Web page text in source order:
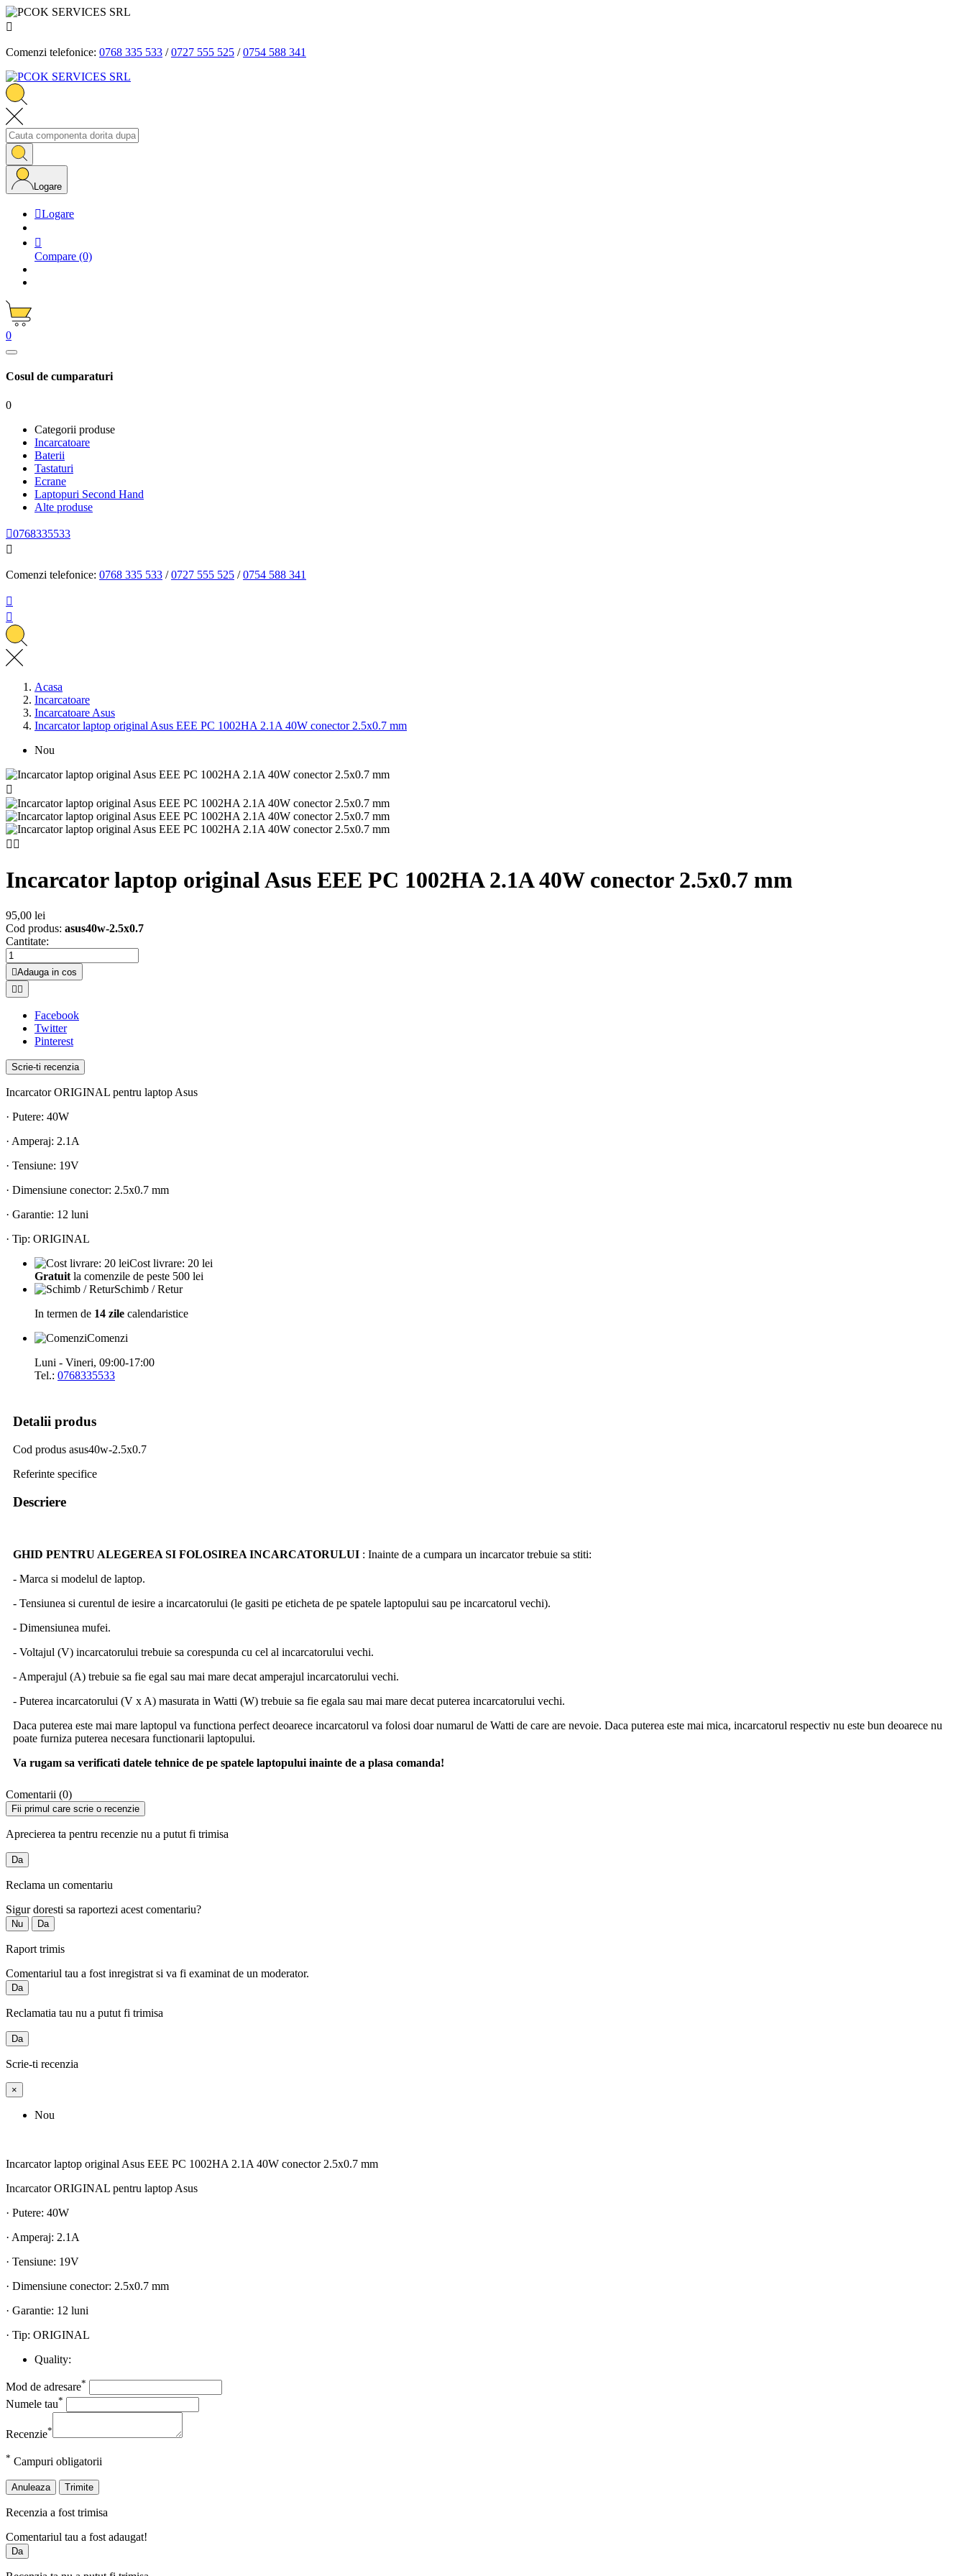

Comenzi telefonice: 0768 335 533 /0727 555 525 /0754 588 341
Logare
Logare

Compare (0)
0
Cosul de cumparaturi
0
Categorii produse
Incarcatoare
Baterii
Tastaturi
Ecrane
Laptopuri Second Hand
Alte produse
0768335533

Comenzi telefonice: 0768 335 533 /0727 555 525 /0754 588 341


Acasa
Incarcatoare
Incarcatoare Asus
Incarcator laptop original Asus EEE PC 1002HA 2.1A 40W conector 2.5x0.7 mm
Nou

 
Incarcator laptop original Asus EEE PC 1002HA 2.1A 40W conector 2.5x0.7 mm
95,00 lei
Cod produs: asus40w-2.5x0.7
Cantitate:
Adauga in cos

Facebook
Twitter
Pinterest
Scrie-ti recenzia
Incarcator ORIGINAL pentru laptop Asus
· Putere: 40W
· Amperaj: 2.1A
· Tensiune: 19V
· Dimensiune conector: 2.5x0.7 mm
· Garantie: 12 luni
· Tip: ORIGINAL
Cost livrare: 20 lei
Gratuit la comenzile de peste 500 lei
Schimb / Retur
In termen de 14 zile calendaristice
Comenzi
Luni - Vineri, 09:00-17:00
Tel.: 0768335533
Detalii produs
Cod produs asus40w-2.5x0.7
Referinte specifice
Descriere
GHID PENTRU ALEGEREA SI FOLOSIREA INCARCATORULUI : Inainte de a cumpara un incarcator trebuie sa stiti:
- Marca si modelul de laptop.
- Tensiunea si curentul de iesire a incarcatorului (le gasiti pe eticheta de pe spatele laptopului sau pe incarcatorul vechi).
- Dimensiunea mufei.
- Voltajul (V) incarcatorului trebuie sa corespunda cu cel al incarcatorului vechi.
- Amperajul (A) trebuie sa fie egal sau mai mare decat amperajul incarcatorului vechi.
- Puterea incarcatorului (V x A) masurata in Watti (W) trebuie sa fie egala sau mai mare decat puterea incarcatorului vechi.
Daca puterea este mai mare laptopul va functiona perfect deoarece incarcatorul va folosi doar numarul de Watti de care are nevoie. Daca puterea este mai mica, incarcatorul respectiv nu este bun deoarece nu
poate furniza puterea necesara functionarii laptopului.
Va rugam sa verificati datele tehnice de pe spatele laptopului inainte de a plasa comanda!
Comentarii (0)
Fii primul care scrie o recenzie
Aprecierea ta pentru recenzie nu a putut fi trimisa
Da
Reclama un comentariu
Sigur doresti sa raportezi acest comentariu?
Nu Da
Raport trimis
Comentariul tau a fost inregistrat si va fi examinat de un moderator.
Da
Reclamatia tau nu a putut fi trimisa
Da
Scrie-ti recenzia
×
Nou
Incarcator laptop original Asus EEE PC 1002HA 2.1A 40W conector 2.5x0.7 mm
Incarcator ORIGINAL pentru laptop Asus
· Putere: 40W
· Amperaj: 2.1A
· Tensiune: 19V
· Dimensiune conector: 2.5x0.7 mm
· Garantie: 12 luni
· Tip: ORIGINAL
Quality:
Mod de adresare*
Numele tau*
Recenzie*
* Campuri obligatorii
Anuleaza Trimite
Recenzia a fost trimisa
Comentariul tau a fost adaugat!
Da